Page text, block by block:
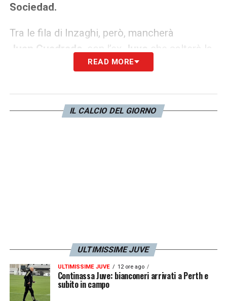
Sociedad.
Tra le fila di Inzaghi, però, mancherà
Juan Cuadrado
, con l’ex Juve
che salterà la
trasferta europea per infortunio.
LA PLAYLIST DELLE NOSTRE TOP NEWS
READ MORE
IL CALCIO DEL GIORNO
ULTIMISSIME JUVE
ULTIMISSIME JUVE 12 ore ago
Continassa Juve: bianconeri arrivati a Perth e
subito in campo